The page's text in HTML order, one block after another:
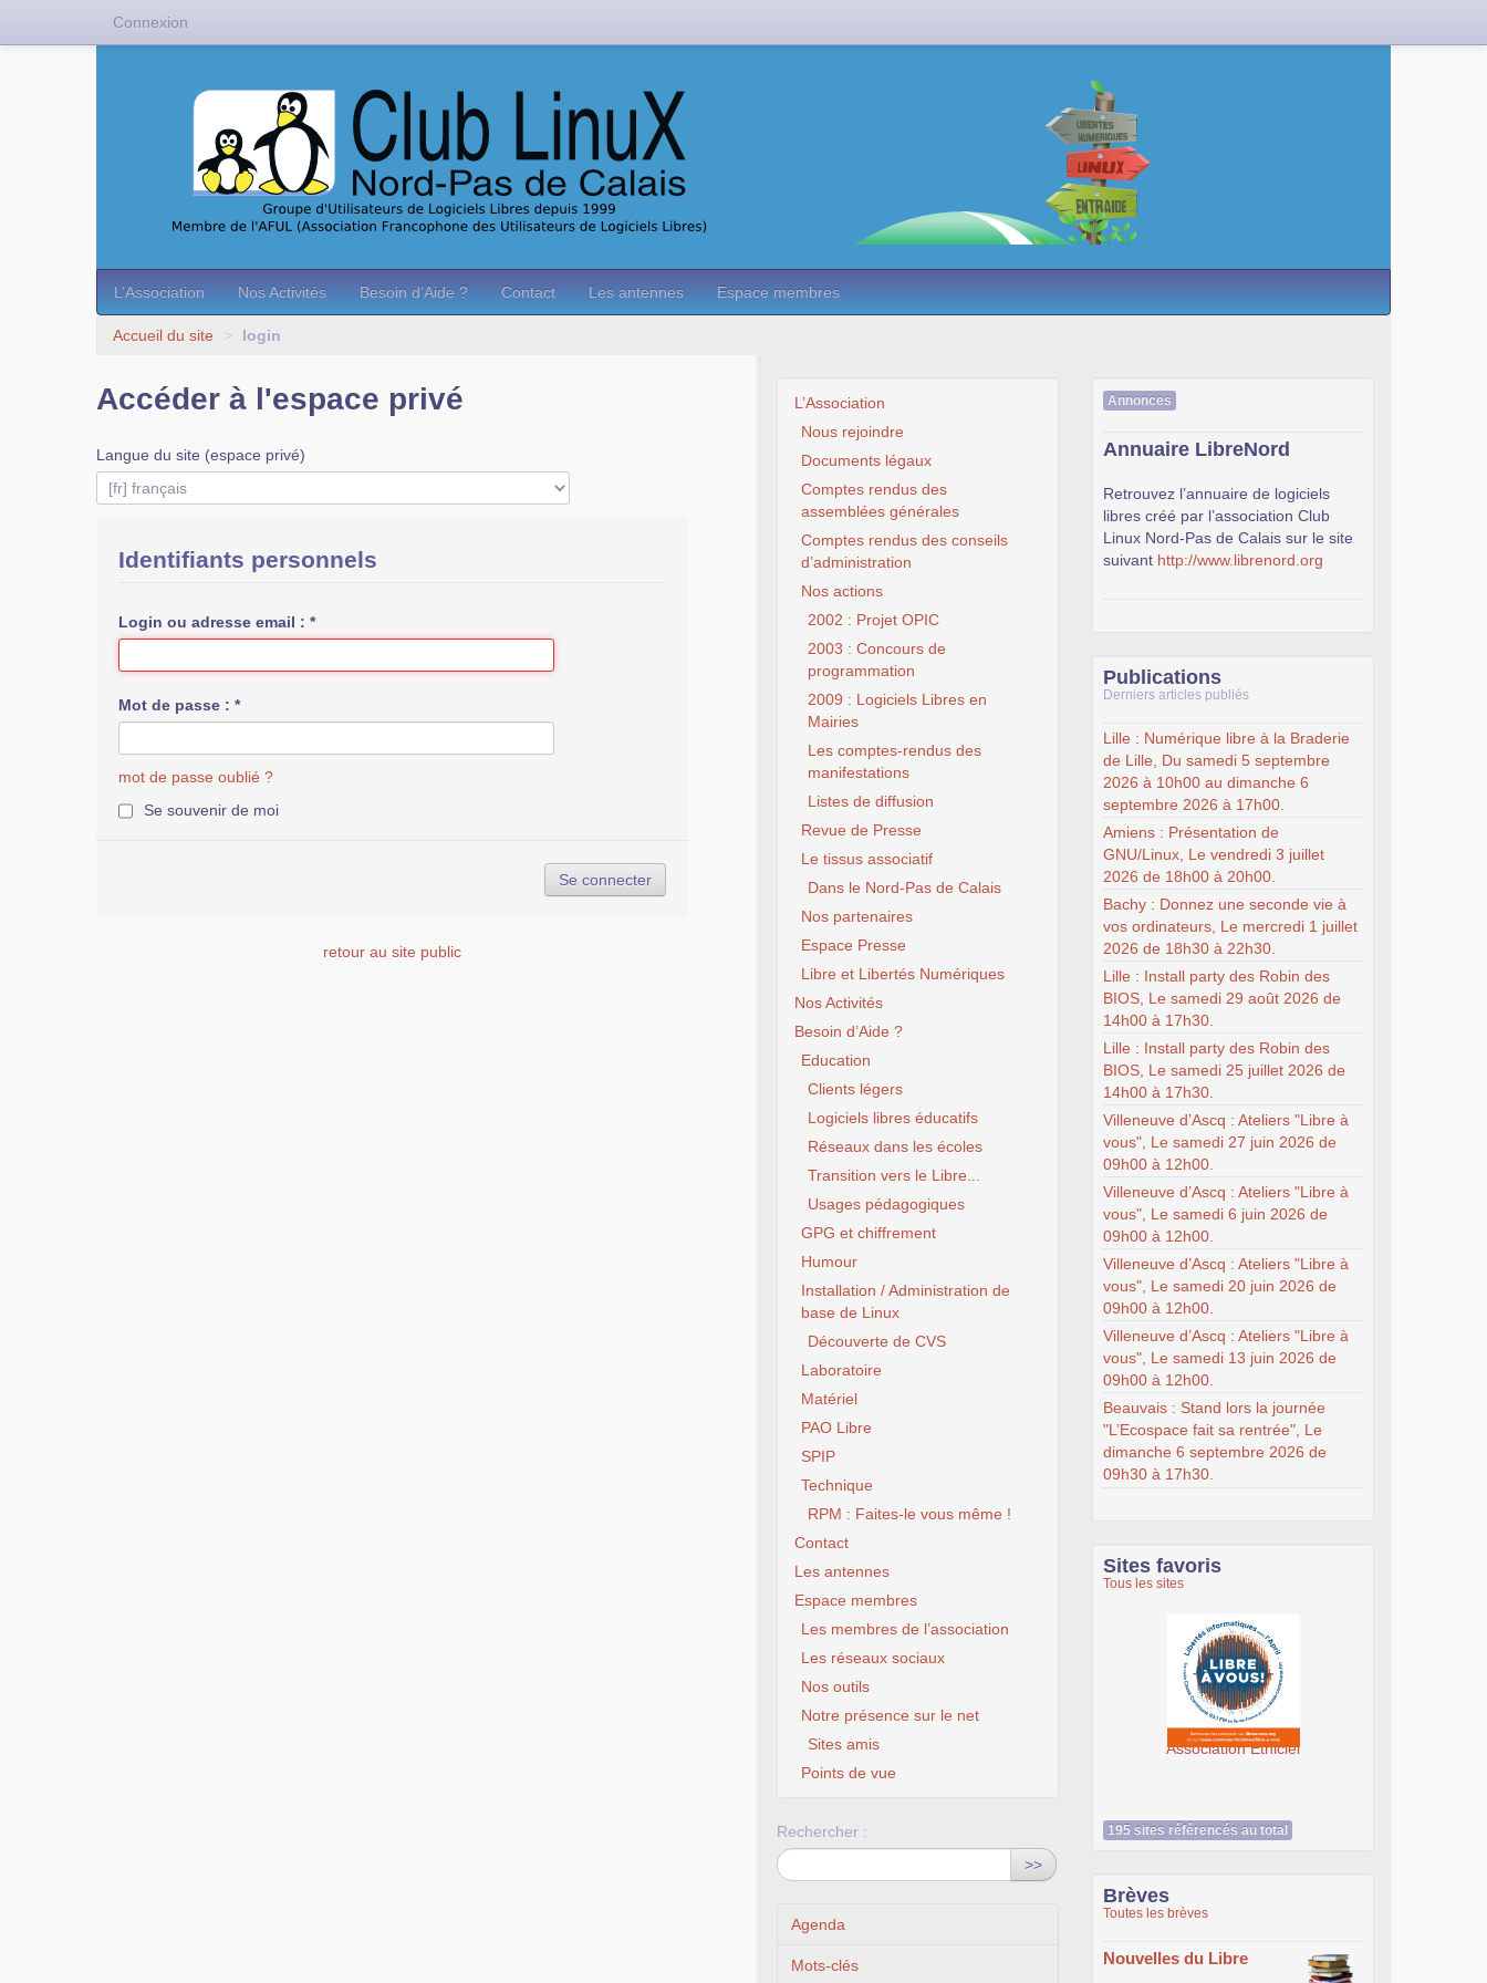
L’Association Nos Activités Besoin d’Aide ? Contact Les antennes Espace membres
Accueil du site > login
Accéder à l'espace privé
Langue du site (espace privé)
Identifiants personnels
Login ou adresse email : *
Mot de passe : *
mot de passe oublié ?
Se souvenir de moi
retour au site public
L’Association
Nous rejoindre
Documents légaux
Comptes rendus des
assemblées générales
Comptes rendus des conseils
d’administration
Nos actions
2002 : Projet OPIC
2003 : Concours de
programmation
2009 : Logiciels Libres en
Mairies
Les comptes-rendus des
manifestations
Listes de diffusion
Revue de Presse
Le tissus associatif
Dans le Nord-Pas de Calais
Nos partenaires
Espace Presse
Libre et Libertés Numériques
Nos Activités
Besoin d’Aide ?
Education
Clients légers
Logiciels libres éducatifs
Réseaux dans les écoles
Transition vers le Libre...
Usages pédagogiques
GPG et chiffrement
Humour
Installation / Administration de
base de Linux
Découverte de CVS
Laboratoire
Matériel
PAO Libre
SPIP
Technique
RPM : Faites-le vous même !
Contact
Les antennes
Espace membres
Les membres de l’association
Les réseaux sociaux
Nos outils
Notre présence sur le net
Sites amis
Points de vue
Rechercher :
>>
Agenda
Mots-clés
Annonces
Annuaire LibreNord
Retrouvez l’annuaire de logiciels
libres créé par l’association Club
Linux Nord-Pas de Calais sur le site
suivant http://www.librenord.org
Publications
Derniers articles publiés
Lille : Numérique libre à la Braderie
de Lille, Du samedi 5 septembre
2026 à 10h00 au dimanche 6
septembre 2026 à 17h00.
Amiens : Présentation de
GNU/Linux, Le vendredi 3 juillet
2026 de 18h00 à 20h00.
Bachy : Donnez une seconde vie à
vos ordinateurs, Le mercredi 1 juillet
2026 de 18h30 à 22h30.
Lille : Install party des Robin des
BIOS, Le samedi 29 août 2026 de
14h00 à 17h30.
Lille : Install party des Robin des
BIOS, Le samedi 25 juillet 2026 de
14h00 à 17h30.
Villeneuve d’Ascq : Ateliers "Libre à
vous", Le samedi 27 juin 2026 de
09h00 à 12h00.
Villeneuve d’Ascq : Ateliers "Libre à
vous", Le samedi 6 juin 2026 de
09h00 à 12h00.
Villeneuve d’Ascq : Ateliers "Libre à
vous", Le samedi 20 juin 2026 de
09h00 à 12h00.
Villeneuve d’Ascq : Ateliers "Libre à
vous", Le samedi 13 juin 2026 de
09h00 à 12h00.
Beauvais : Stand lors la journée
"L’Ecospace fait sa rentrée", Le
dimanche 6 septembre 2026 de
09h30 à 17h30.
Sites favoris
Tous les sites
Association Éthiciel
195 sites référencés au total
Brèves
Toutes les brèves
Nouvelles du Libre
Connexion